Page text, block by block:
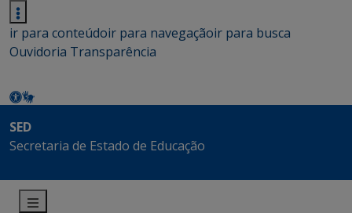
ir para conteúdoir para navegaçãoir para busca
Ouvidoria Transparência
SED
Secretaria de Estado de Educação